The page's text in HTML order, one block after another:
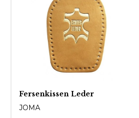
Fersenkissen Leder
JOMA